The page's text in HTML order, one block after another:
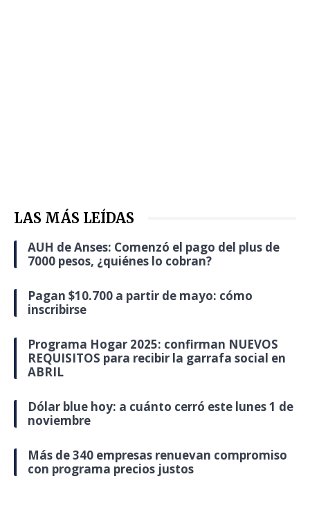
LAS MÁS LEÍDAS
AUH de Anses: Comenzó el pago del plus de
7000 pesos, ¿quiénes lo cobran?
Pagan $10.700 a partir de mayo: cómo
inscribirse
Programa Hogar 2025: confirman NUEVOS
REQUISITOS para recibir la garrafa social en
ABRIL
Dólar blue hoy: a cuánto cerró este lunes 1 de
noviembre
Más de 340 empresas renuevan compromiso
con programa precios justos